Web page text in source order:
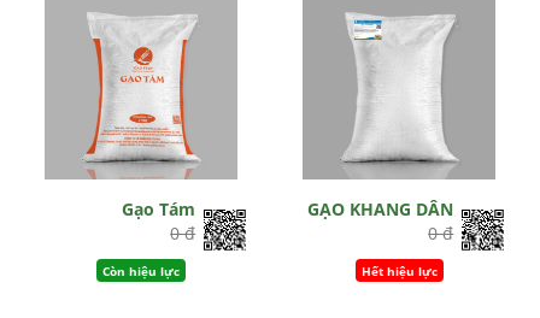
Gạo Tám
0 đ
Còn hiệu lực
GẠO KHANG DÂN
0 đ
Hết hiệu lực